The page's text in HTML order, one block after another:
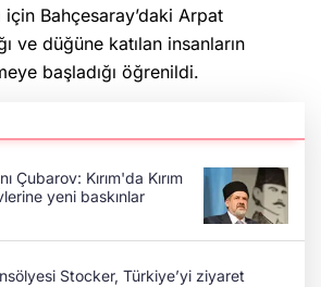
için Bahçesaray’daki Arpat
ve düğüne katılan insanların
başladığı öğrenildi.
Çubarov: Kırım'da Kırım
yeni baskınlar
Stocker, Türkiye’yi ziyaret